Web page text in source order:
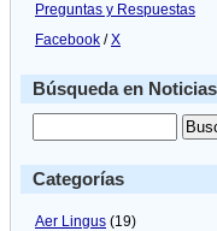
Preguntas y Respuestas
Facebook /X
Búsqueda en Noticias
Categorías
Aer Lingus (19)